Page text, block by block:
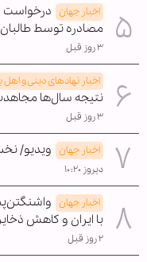
اخبار جهان درخواست
مصادره توسط طالبان
۳ روز قبل
اخبار نهادهای دینی و اهل
نتیجه سال‌ها
۳ روز قبل
اخبار جهان ویدیو/
دیروز ۱۰:۲۰
اخبار جهان
با ایران و کاهش
۲ روز قبل